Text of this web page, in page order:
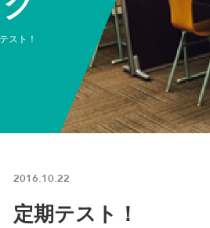
スト！
2016.10.22
定期テスト！